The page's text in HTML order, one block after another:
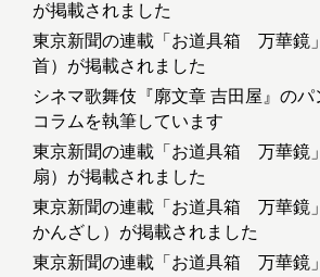
が掲載されました
東京新聞の連載「お道具箱 万華鏡
首）が掲載されました
シネマ歌舞伎『廓文章 吉田屋』の
コラムを執筆しています
東京新聞の連載「お道具箱 万華鏡
扇）が掲載されました
東京新聞の連載「お道具箱 万華
かんざし）が掲載されました
東京新聞の連載「お道具箱 万華